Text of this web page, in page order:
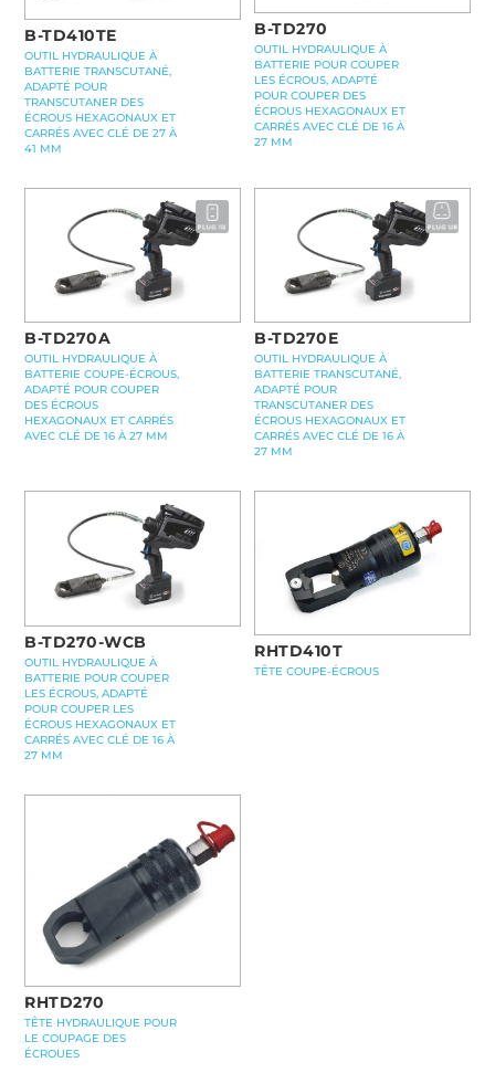
B-TD410TE
OUTIL HYDRAULIQUE À
BATTERIE TRANSCUTANÉ,
ADAPTÉ POUR
TRANSCUTANER DES
ÉCROUS HEXAGONAUX ET
CARRÉS AVEC CLÉ DE 27 À
41 MM
B-TD270
OUTIL HYDRAULIQUE À
BATTERIE POUR COUPER
LES ÉCROUS, ADAPTÉ
POUR COUPER DES
ÉCROUS HEXAGONAUX ET
CARRÉS AVEC CLÉ DE 16 À
27 MM
B-TD270A
OUTIL HYDRAULIQUE À
BATTERIE COUPE-ÉCROUS,
ADAPTÉ POUR COUPER
DES ÉCROUS
HEXAGONAUX ET CARRÉS
AVEC CLÉ DE 16 À 27 MM
B-TD270E
OUTIL HYDRAULIQUE À
BATTERIE TRANSCUTANÉ,
ADAPTÉ POUR
TRANSCUTANER DES
ÉCROUS HEXAGONAUX ET
CARRÉS AVEC CLÉ DE 16 À
27 MM
B-TD270-WCB
OUTIL HYDRAULIQUE À
BATTERIE POUR COUPER
LES ÉCROUS, ADAPTÉ
POUR COUPER LES
ÉCROUS HEXAGONAUX ET
CARRÉS AVEC CLÉ DE 16 À
27 MM
RHTD410T
TÊTE COUPE-ÉCROUS
RHTD270
TÊTE HYDRAULIQUE POUR
LE COUPAGE DES
ÉCROUES